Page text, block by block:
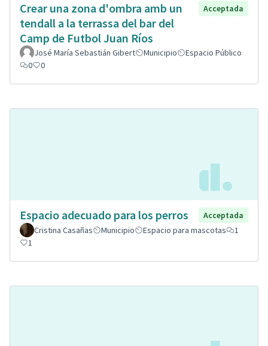
Crear una zona d'ombra amb un
tendall a la terrassa del bar del
Camp de Futbol Juan Ríos
Acceptada
José María Sebastián Gibert Municipio
Espacio Público
0
0
Espacio adecuado para los perros
Acceptada
Cristina Casañas
Municipio Espacio para mascotas
1
1